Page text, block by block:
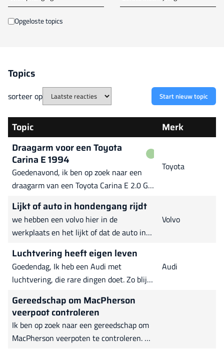
Opgeloste topics
Topics
sorteer op Start nieuw topic
Topic Merk
Draagarm voor een Toyota
Carina E 1994
Goedenavond, ik ben op zoek naar een
draagarm van een Toyota Carina E 2.0 GTi
deze nog te verkrijgen is?
Toyota
Lijkt of auto in hondengang rijdt
we hebben een volvo hier in de
werkplaats en het lijkt of dat de auto in
rechts vooruit rijden we hebben hem
laten uitlijnen en ze konden de achteras
niet meer bijstellen heeft iemand hier
ervaring mee
Volvo
Luchtvering heeft eigen leven
Goedendag, Ik heb een Audi met
luchtvering, die rare dingen doet. Zo blijft
hij met een uur, alleen achter, weer op de
grond. Hij pomp zich dan weer op en dan
kan het weer een paar uur of dagen weer
goed gaan. Nu gebeurt het dat
Audi
Gereedschap om MacPherson
veerpoot controleren
Ik ben op zoek naar een gereedschap om
MacPherson veerpoten te controleren. Er